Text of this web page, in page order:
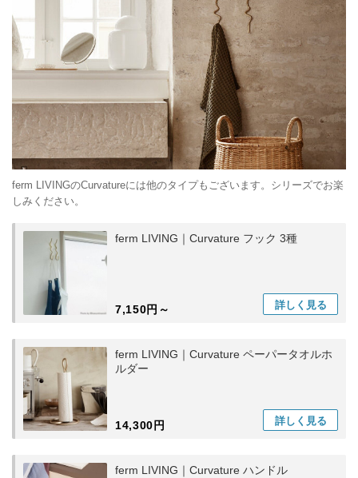
ferm LIVINGのCurvatureには他のタイプもございます。シリーズでお楽
しみください。
ferm LIVING｜Curvature フック 3種
7,150円～ 詳しく 見る
ferm LIVING｜Curvature ペーパータオルホ
ルダー
14,300円 詳しく 見る
ferm LIVING｜Curvature ハンドル